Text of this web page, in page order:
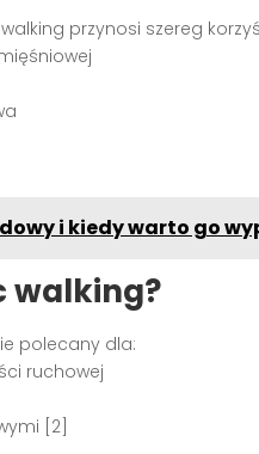
przynosi szereg
i kiedy warto go
walking?
polecany dla:
ruchowej
[2]